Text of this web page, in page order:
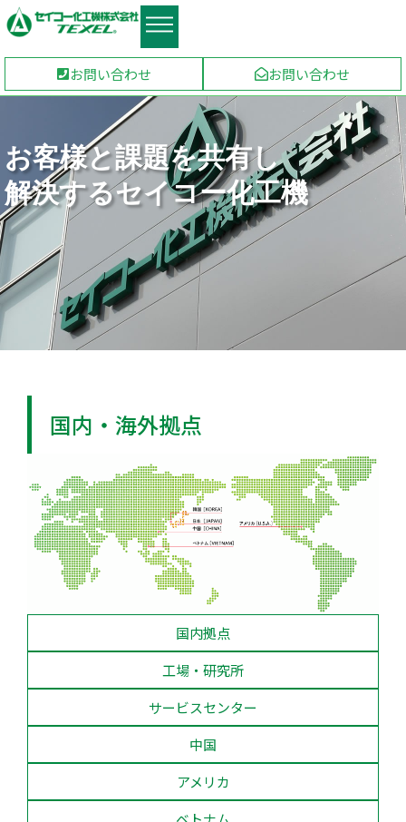
お問い合わせ お問い合わせ
お客様と課題を共有し
解決するセイコー化工機
国内・海外拠点
国内拠点
工場・研究所
サービスセンター
中国
アメリカ